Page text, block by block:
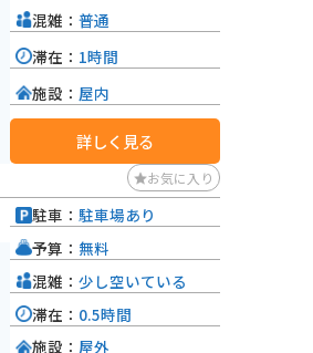
混雑： 普通
滞在： 1時間
施設： 屋内
詳しく見る
お気に入り
駐車： 駐車場あり
予算： 無料
混雑： 少し空いている
滞在： 0.5時間
施設： 屋外